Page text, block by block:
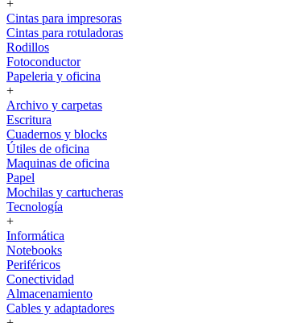
+
Cintas para impresoras
Cintas para rotuladoras
Rodillos
Fotoconductor
Papeleria y oficina
+
Archivo y carpetas
Escritura
Cuadernos y blocks
Útiles de oficina
Maquinas de oficina
Papel
Mochilas y cartucheras
Tecnología
+
Informática
Notebooks
Periféricos
Conectividad
Almacenamiento
Cables y adaptadores